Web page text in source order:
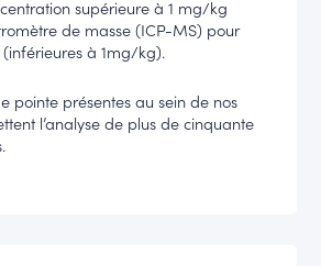
supérieure à 1 mg/kg
de masse (ICP-MS) pour
(inférieures à 1mg/kg).
pointe présentes au sein de nos
l’analyse de plus de cinquante